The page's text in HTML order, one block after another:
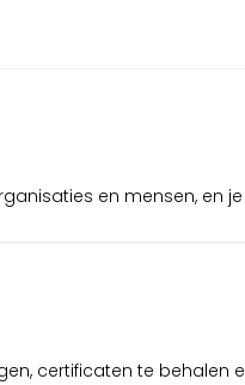
en mensen, en
certificaten te behalen